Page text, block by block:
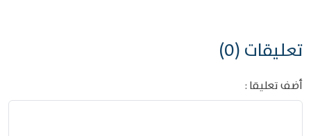
تعليقات (0)
أضف تعليقا :